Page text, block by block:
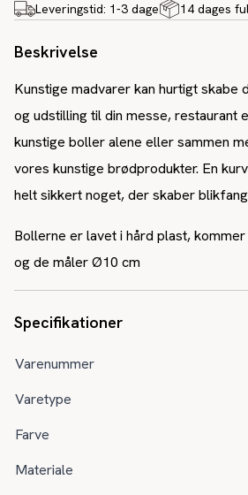
Leveringstid: 1-3 dage 14 dages
Beskrivelse
Kunstige madvarer kan hurtigt skabe
og udstilling til din messe, restaurant
kunstige boller alene eller sammen
vores kunstige brødprodukter. En
helt sikkert noget, der skaber
Bollerne er lavet i hård plast,
og de måler Ø10 cm
Specifikationer
Varenummer
Varetype
Farve
Materiale